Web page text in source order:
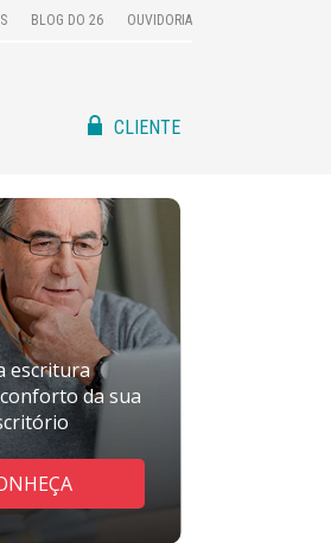
BLOG DO 26 OUVIDORIA
CLIENTE
escritura
da sua